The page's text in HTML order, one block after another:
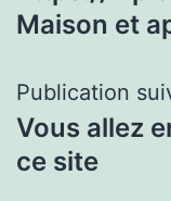
de
Maison et
Publication
Vous allez
ce site